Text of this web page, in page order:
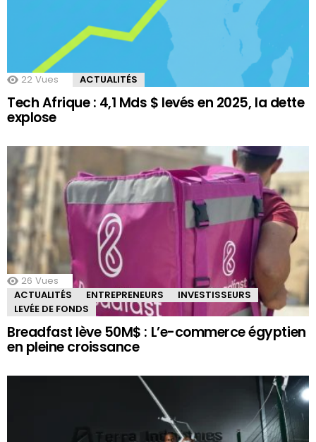
22 Vues ACTUALITÉS
Tech Afrique : 4,1 Mds $ levés en 2025, la dette
explose
26 Vues
ACTUALITÉS
ENTREPRENEURS
INVESTISSEURS
LEVÉE DE FONDS
Breadfast lève 50M$ : L’e-commerce égyptien
en pleine croissance